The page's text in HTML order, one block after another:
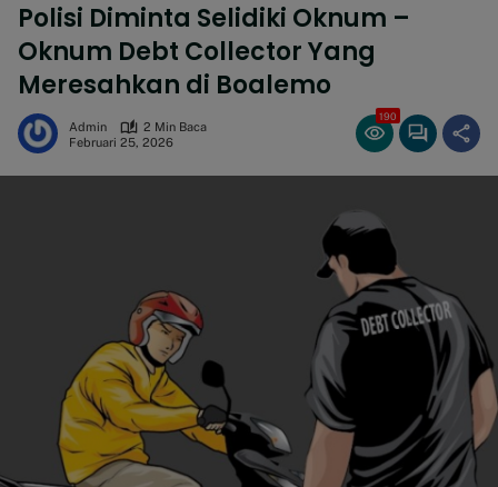
Polisi Diminta Selidiki Oknum –
Oknum Debt Collector Yang
Meresahkan di Boalemo
Admin
2 Min Baca
Februari 25, 2026
190